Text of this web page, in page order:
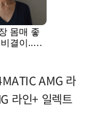
AMG 라
라인+ 일렉트